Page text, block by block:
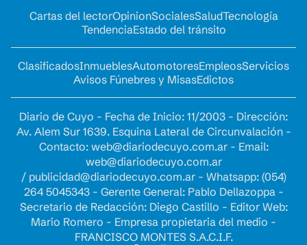
Cartas del lectorOpinionSocialesSaludTecnología
TendenciaEstado del tránsito
ClasificadosInmueblesAutomotoresEmpleosServicios
Avisos Fúnebres y MisasEdictos
Diario de Cuyo - Fecha de Inicio: 11/2003 - Dirección:
Av. Alem Sur 1639. Esquina Lateral de Circunvalación -
Contacto: web@diariodecuyo.com.ar- Email:
web@diariodecuyo.com.ar
/ publicidad@diariodecuyo.com.ar- Whatsapp: (054)
264 5045343 - Gerente General: Pablo Dellazoppa -
Secretario de Redacción: Diego Castillo - Editor Web:
Mario Romero - Empresa propietaria del medio -
FRANCISCO MONTES S.A.C.I.F.